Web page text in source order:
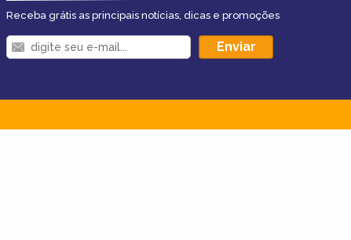
Receba grátis as principais notícias, dicas e promoções